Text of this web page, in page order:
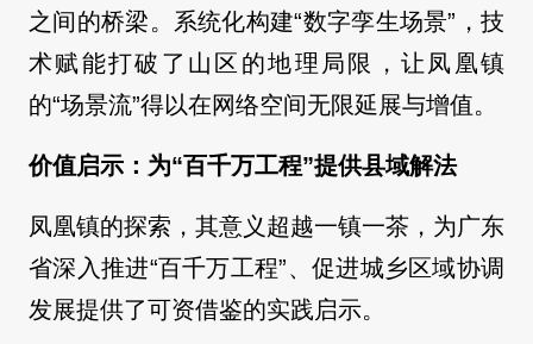
之间的桥梁。系统化构建“数字孪生场景”，技
术赋能打破了山区的地理局限，让凤凰镇
的“场景流”得以在网络空间无限延展与增值。
价值启示：为“百千万工程”提供县域解法
凤凰镇的探索，其意义超越一镇一茶，为广东
省深入推进“百千万工程”、促进城乡区域协调
发展提供了可资借鉴的实践启示。